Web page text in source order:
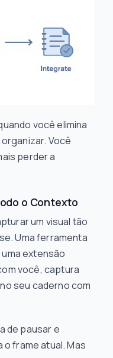
você elimina
Você
perder a
o Contexto
um visual tão
Uma ferramenta
extensão
você, captura
seu caderno com
de pausar e
o frame atual. Mas